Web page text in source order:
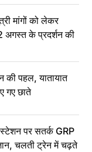
मांगों को लेकर
अगस्त के प्रदर्शन की
पहल, यातायात
गए छाते
पर सतर्क GRP
चलती ट्रेन में चढ़ते